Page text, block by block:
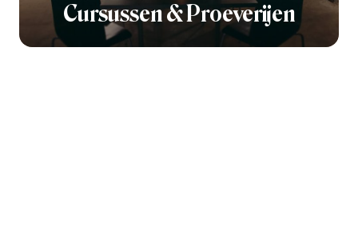
Cursussen & Proeverijen